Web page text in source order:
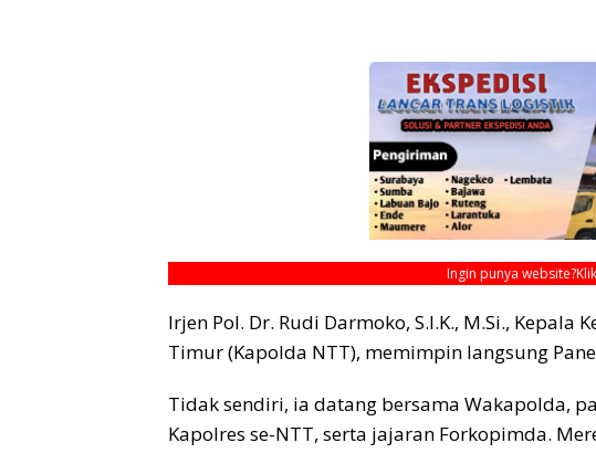
Ingin punya website?
Irjen Pol. Dr. Rudi Darmoko, S.I.K., M.Si., Kepala
Timur (Kapolda NTT), memimpin langsung
Tidak sendiri, ia datang bersama Wakapolda,
Kapolres se-NTT, serta jajaran Forkopimda.